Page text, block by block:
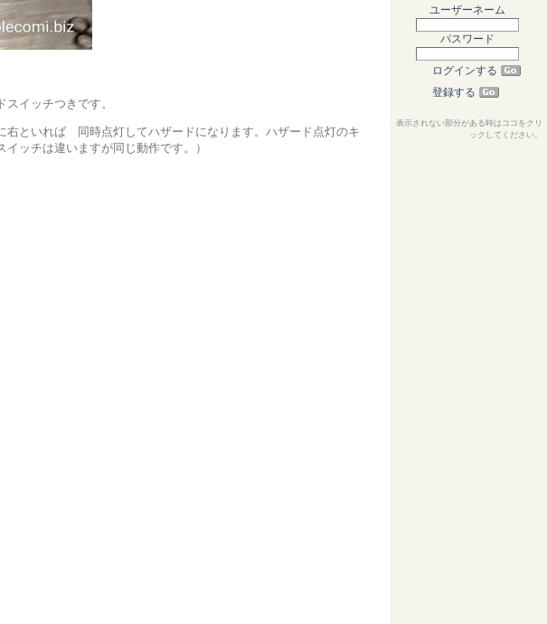
イッチつきです。
といれば 同時点灯してハザードになります。ハザード点灯のキ
ッチは違いますが同じ動作です。）
ユーザーネーム
パスワード
ログインする
登録する
表示されない部分がある時はココをクリ
ックしてください。